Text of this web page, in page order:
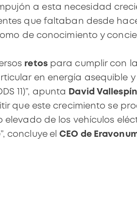
a esta necesidad
que faltaban desde
de conocimiento y
retospara cumplir con la
en energía asequible y
11)”, apunta
David
que este crecimiento se
elevado de los vehículos
concluye elCEO de